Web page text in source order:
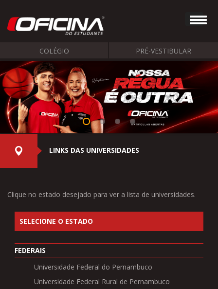
COLÉGIO PRÉ-VESTIBULAR
LINKS DAS UNIVERSIDADES
Clique no estado desejado para ver a lista de universidades.
FEDERAIS
Universidade Federal do Pernambuco
Universidade Federal Rural de Pernambuco